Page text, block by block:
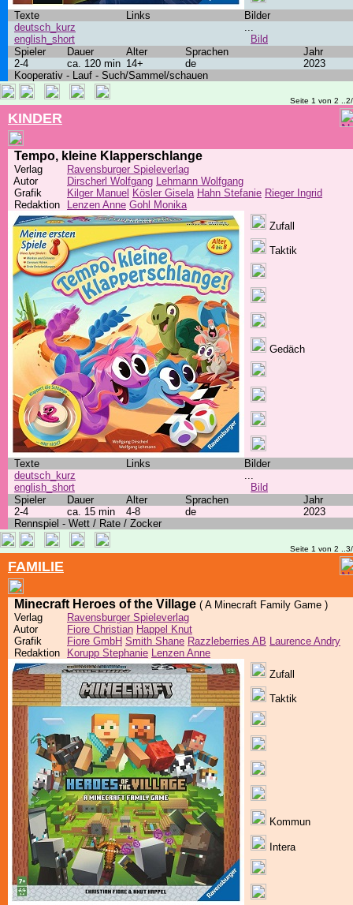
Texte Links
Bilder
deutsch_kurz
english_short
...
Bild
Spieler
Dauer Alter Sprachen
Jahr
2-4
ca. 120 min 14+ de
2023
Kooperativ - Lauf - Such/Sammel/schauen
Seite 1 von 2
KINDER
Tempo, kleine Klapperschlange
Verlag
Ravensburger Spieleverlag
Autor
Dirscherl Wolfgang Lehmann Wolfgang
Grafik
Kilger Manuel Kösler Gisela Hahn Stefanie Rieger Ingrid
Redaktion
Lenzen Anne Gohl Monika
Zufall
Taktik
Gedäch
Texte Links
Bilder
deutsch_kurz
english_short
...
Bild
Spieler
Dauer Alter Sprachen
Jahr
2-4
ca. 15 min 4-8 de
2023
Rennspiel - Wett / Rate / Zocker
Seite 1 von 2
FAMILIE
Minecraft Heroes of the Village ( A Minecraft Family Game )
Verlag
Ravensburger Spieleverlag
Autor
Fiore Christian Happel Knut
Grafik
Fiore GmbH Smith Shane Razzleberries AB Laurence Andry
Redaktion
Korupp Stephanie Lenzen Anne
Zufall
Taktik
Kommun
Intera